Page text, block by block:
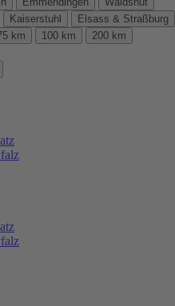
Kaiserstuhl
Elsass & Straßburg
km 100 km
200 km